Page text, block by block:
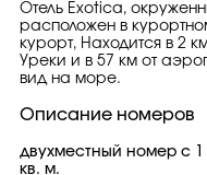
Отель Exotica,
расположен в
курорт, Находится в 2
Уреки и в 57 км от
вид на море.
Описание номеров
двухместный номер с 1
кв. м.